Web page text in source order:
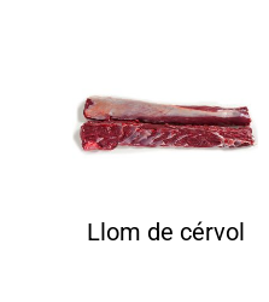
Llom de cérvol